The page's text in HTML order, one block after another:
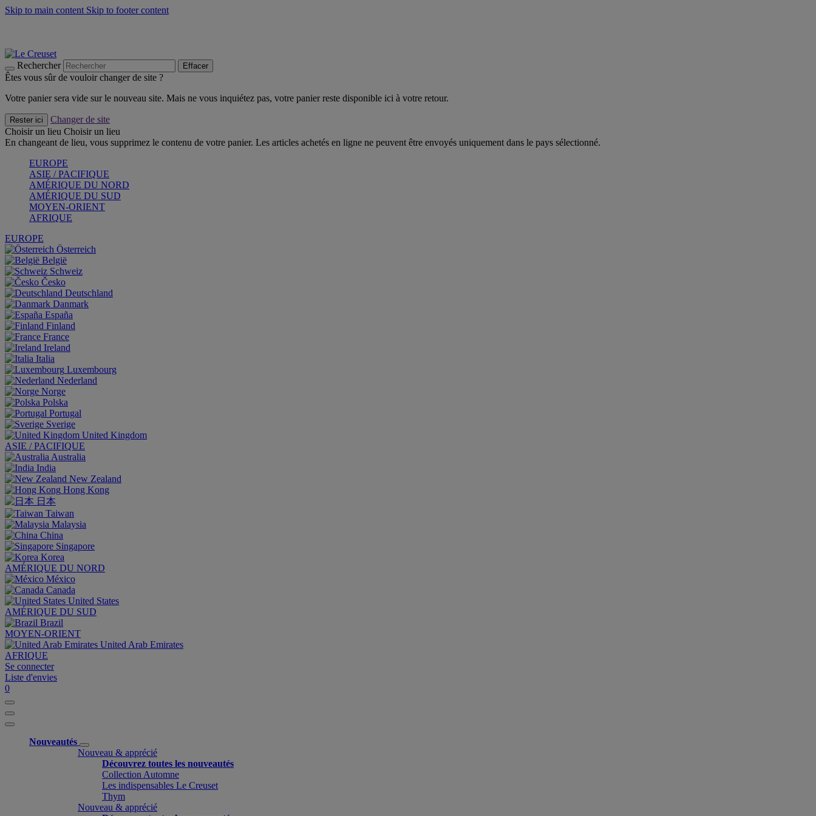
Skip to main content Skip to footer content
Rechercher Effacer
Êtes vous sûr de vouloir changer de site ?
Votre panier sera vide sur le nouveau site. Mais ne vous inquiétez pas, votre panier reste disponible ici à votre retour.
Rester ici
Changer de site
Choisir un lieu Choisir un lieu
En changeant de lieu, vous supprimez le contenu de votre panier. Les articles achetés en ligne ne peuvent être envoyés uniquement dans le pays sélectionné.
EUROPE
ASIE / PACIFIQUE
AMÉRIQUE DU NORD
AMÉRIQUE DU SUD
MOYEN-ORIENT
AFRIQUE
EUROPE
Österreich
België
Schweiz
Česko
Deutschland
Danmark
España
Finland
France
Ireland
Italia
Luxembourg
Nederland
Norge
Polska
Portugal
Sverige
United Kingdom
ASIE / PACIFIQUE
Australia
India
New Zealand
Hong Kong
日本
Taiwan
Malaysia
China
Singapore
Korea
AMÉRIQUE DU NORD
México
Canada
United States
AMÉRIQUE DU SUD
Brazil
MOYEN-ORIENT
United Arab Emirates
AFRIQUE
Se connecter
Liste d'envies
0
Nouveautés
Nouveau & apprécié
Découvrez toutes les nouveautés
Collection Automne
Les indispensables Le Creuset
Thym
Nouveau & apprécié